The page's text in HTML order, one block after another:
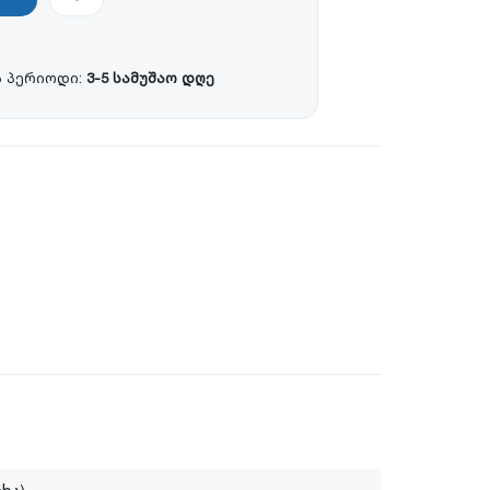
პერიოდი: 3-5 სამუშაო დღე